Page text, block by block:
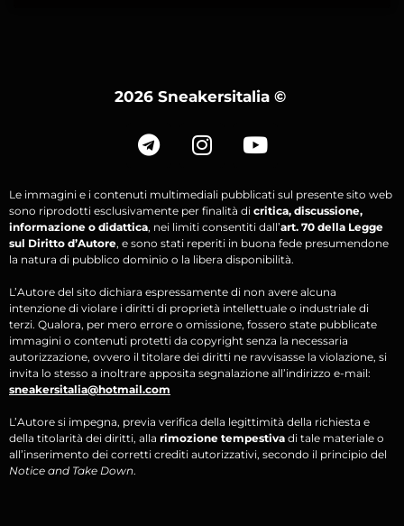
2026 Sneakersitalia ©
Le immagini e i contenuti multimediali pubblicati sul presente sito web
sono riprodotti esclusivamente per finalità di critica, discussione,
informazione o didattica, nei limiti consentiti dall’art. 70 della Legge
sul Diritto d’Autore, e sono stati reperiti in buona fede presumendone
la natura di pubblico dominio o la libera disponibilità.
L’Autore del sito dichiara espressamente di non avere alcuna
intenzione di violare i diritti di proprietà intellettuale o industriale di
terzi. Qualora, per mero errore o omissione, fossero state pubblicate
immagini o contenuti protetti da copyright senza la necessaria
autorizzazione, ovvero il titolare dei diritti ne ravvisasse la violazione, si
invita lo stesso a inoltrare apposita segnalazione all’indirizzo e-mail:
sneakersitalia@hotmail.com
L’Autore si impegna, previa verifica della legittimità della richiesta e
della titolarità dei diritti, alla rimozione tempestiva di tale materiale o
all’inserimento dei corretti crediti autorizzativi, secondo il principio del
Notice and Take Down.